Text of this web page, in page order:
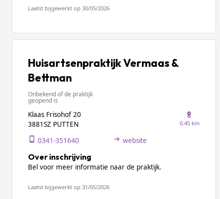
Laatst bijgewerkt op 30/05/2026
Huisartsenpraktijk Vermaas &
Bettman
Onbekend of de praktijk
geopend is
Klaas Frisohof 20
3881SZ PUTTEN
0.45 km
0341-351640 website
Over inschrijving
Bel voor meer informatie naar de praktijk.
Laatst bijgewerkt op 31/05/2026